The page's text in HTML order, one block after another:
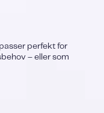
perfekt for
– eller som